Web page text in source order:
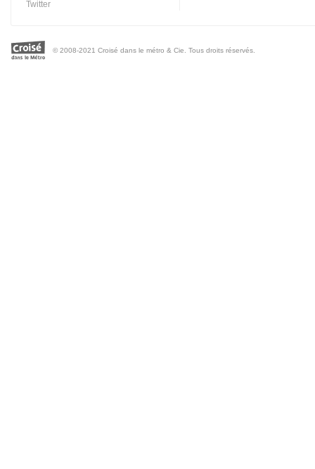
Twitter
© 2008-2021 Croisé dans le métro & Cie. Tous droits réservés.